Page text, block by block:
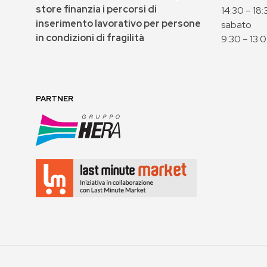
store finanzia i percorsi di
inserimento lavorativo per persone
in condizioni di fragilità
14:30 –
sabato
9:30 –
PARTNER